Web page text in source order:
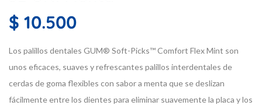
$ 10.500
Los palillos dentales GUM® Soft-Picks™ Comfort Flex Mint son
unos eficaces, suaves y refrescantes palillos interdentales de
cerdas de goma flexibles con sabor a menta que se deslizan
fácilmente entre los dientes para eliminar suavemente la placa y los